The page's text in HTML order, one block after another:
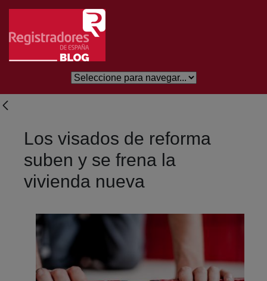
Eduki nagusira joan
Los visados de reforma
suben y se frena la
vivienda nueva